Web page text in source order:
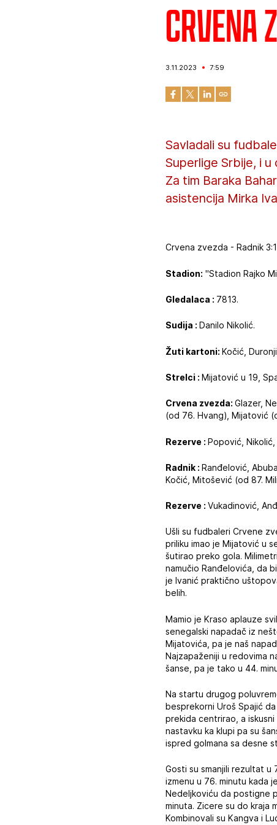
Crvena
3.11.2023 7:59
Savladali su
Superlige Srbije, i
Za tim Baraka
asistencija Mirka
Crvena zvezda - Radnik
Stadion: "Stadion Rajko
Gledalaca : 7813.
Sudija :Danilo Nikolić.
Žuti kartoni:Kočić,
Strelci :Mijatović u 19,
Crvena zvezda:Glazer,
(od 76. Hvang), Mijatović
Rezerve :Popović, Nikolić,
Radnik :Ranđelović,
Kočić, Mitošević (od 87.
Rezerve :Vukadinović,
Ušli su fudbaleri Crvene
priliku imao je Mijatović u
šutirao preko gola.
namučio Ranđelovića, da
je Ivanić praktično
belih.
Mamio je Kraso aplauze
senegalski napadač iz
Mijatovića, pa je naš
Najzapaženiji u redovima
šanse, pa je tako u 44.
Na startu drugog
besprekorni Uroš Spajić
prekida centrirao, a
nastavku ka klupi pa su
ispred golmana sa desne
Gosti su smanjili rezultat u
izmenu u 76. minutu kada
Nedeljkoviću da postigne
minuta. Zicere su do kraja
Kombinovali su Kangva i